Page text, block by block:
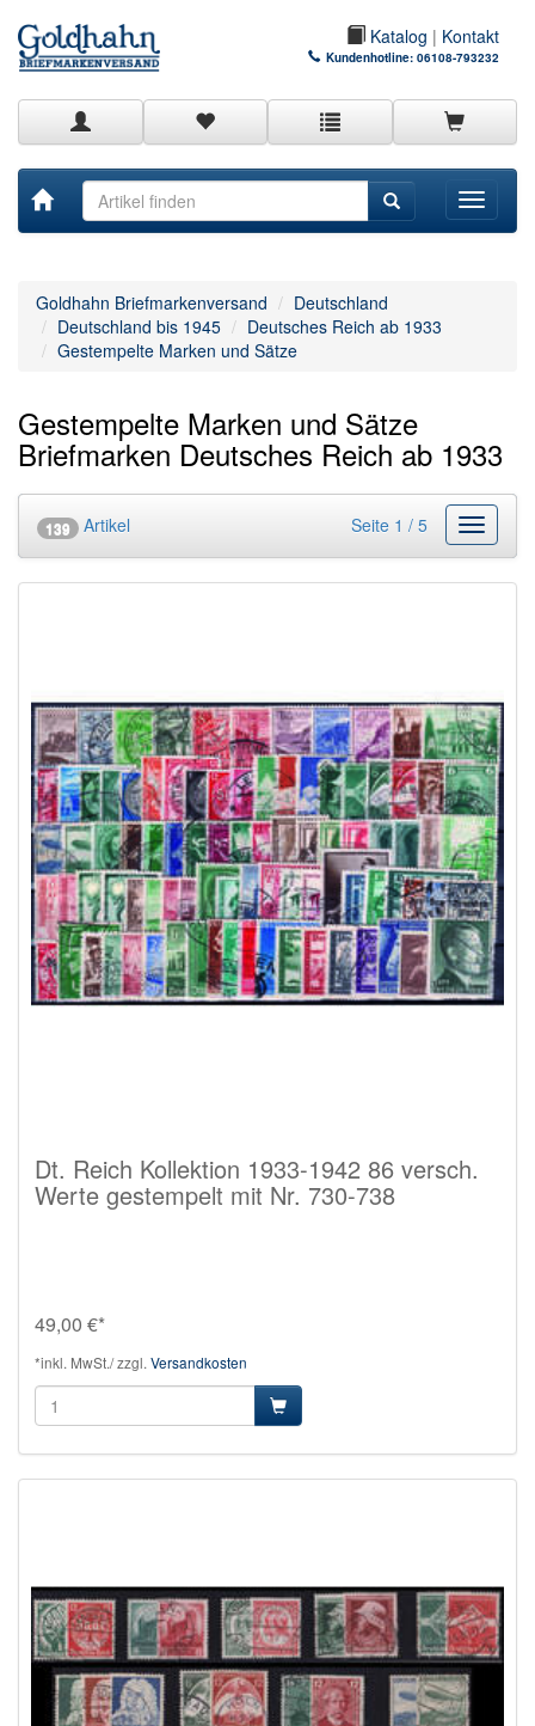
Katalog | Kontakt
Kundenhotline: 06108-793232
Toggle
Goldhahn Briefmarkenversand
Deutschland
Deutschland bis 1945
Deutsches Reich ab 1933
Gestempelte Marken und Sätze
Gestempelte Marken und Sätze
Briefmarken Deutsches Reich ab 1933
Seite 1 / 5
139 Artikel
Dt. Reich Kollektion 1933-1942 86 versch.
Werte gestempelt mit Nr. 730-738
49,00 €*
*inkl. MwSt./ zzgl. Versandkosten